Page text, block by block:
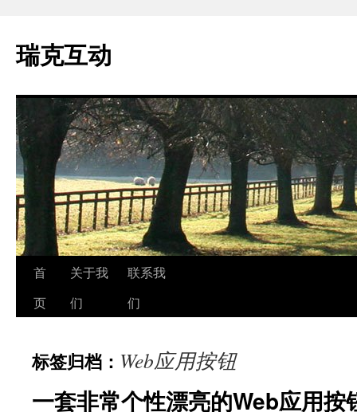
瑞克互动
跳
至
文
首
页
关于我
们
联系我
们
标签归档： Web应用按钮
一套非常个性漂亮的Web应用按